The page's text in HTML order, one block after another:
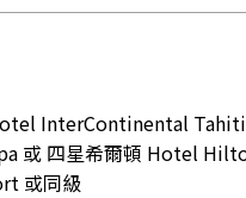
InterContinental Tahiti
或 四星希爾頓 Hotel
或同級